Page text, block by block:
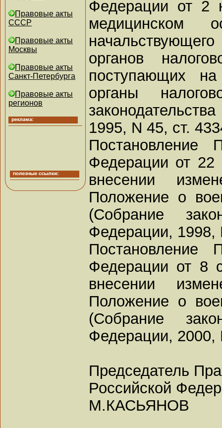
Правовые акты
СССР
Правовые акты
Москвы
Правовые акты
Санкт-Петербурга
Правовые акты
регионов
Федерации от 2
медицинском
органов
поступающих
органы
1995, N 45, ст.
Постановление
Федерации от 22
внесении
Положение о
(Собрание
Федерации, 1998,
Постановление
Федерации от 8
внесении
Положение о
(Собрание
Федерации, 2000,
Председатель
Российской
М.КАСЬЯНОВ